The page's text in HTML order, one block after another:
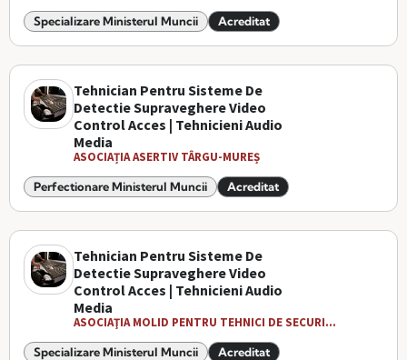
Specializare Ministerul Muncii Acreditat
Tehnician Pentru Sisteme De
Detectie Supraveghere Video
Control Acces | Tehnicieni Audio
Media
ASOCIAȚIA ASERTIV TÂRGU-MUREȘ
Perfectionare Ministerul Muncii Acreditat
Tehnician Pentru Sisteme De
Detectie Supraveghere Video
Control Acces | Tehnicieni Audio
Media
ASOCIAŢIA MOLID PENTRU TEHNICI DE SECURI...
Specializare Ministerul Muncii Acreditat